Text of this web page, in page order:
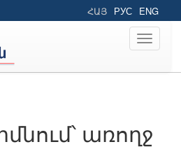
ՀԱՅ РУС ENG
Toggle
առողջ